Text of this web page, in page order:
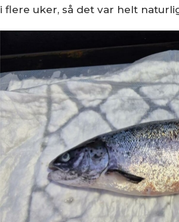
i flere uker, så det var helt